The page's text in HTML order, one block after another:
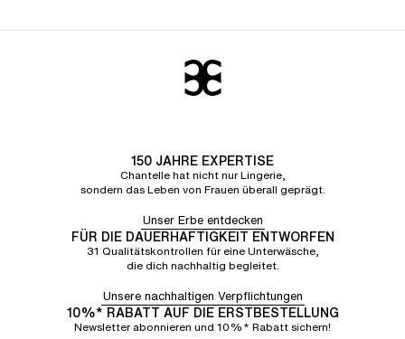
150 JAHRE EXPERTISE
Chantelle hat nicht nur Lingerie,
sondern das Leben von Frauen überall geprägt.
Unser Erbe entdecken
FÜR DIE DAUERHAFTIGKEIT ENTWORFEN
31 Qualitätskontrollen für eine Unterwäsche,
die dich nachhaltig begleitet.
Unsere nachhaltigen Verpflichtungen
10%* RABATT AUF DIE ERSTBESTELLUNG
Newsletter abonnieren und 10%* Rabatt sichern!